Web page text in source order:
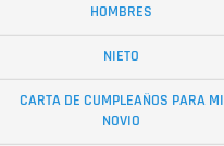
HOMBRES
NIETO
CARTA DE CUMPLEAÑOS PARA MI
NOVIO